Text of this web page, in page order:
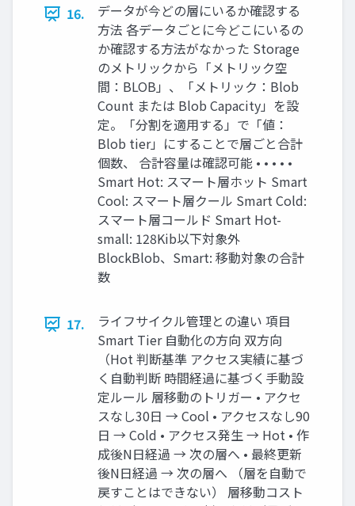
16.
データが今どの層にいるか確認する
方法 各データごとに今どこにいるの
か確認する方法がなかった Storage
のメトリックから「メトリック空
間：BLOB」、「メトリック：Blob
Count または Blob Capacity」を設
定。「分割を適用する」で「値：
Blob tier」にすることで層ごと合計
個数、 合計容量は確認可能 • • • • •
Smart Hot: スマート層ホット Smart
Cool: スマート層クール Smart Cold:
スマート層コールド Smart Hot-
small: 128Kib以下対象外
BlockBlob、Smart: 移動対象の合計
数
17.
ライフサイクル管理との違い 項目
Smart Tier 自動化の方向 双方向
（Hot 判断基準 アクセス実績に基づ
く自動判断 時間経過に基づく手動設
定ルール 層移動のトリガー • アクセ
スなし30日 → Cool • アクセスなし90
日 → Cold • アクセス発生 → Hot • 作
成後N日経過 → 次の層へ • 最終更新
後N日経過 → 次の層へ （層を自動で
戻すことはできない） 層移動コスト